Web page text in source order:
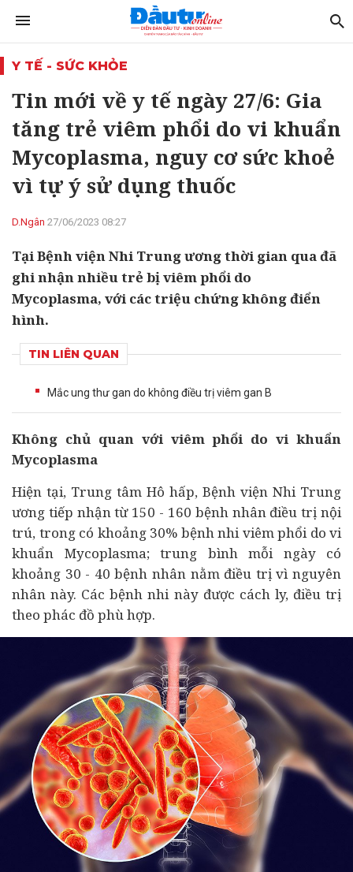
Y TẾ - SỨC KHỎE
Tin mới về y tế ngày 27/6: Gia
tăng trẻ viêm phổi do vi khuẩn
Mycoplasma, nguy cơ sức khoẻ
vì tự ý sử dụng thuốc
D.Ngân 27/06/2023 08:27
Tại Bệnh viện Nhi Trung ương thời gian qua đã
ghi nhận nhiều trẻ bị viêm phổi do
Mycoplasma, với các triệu chứng không điển
hình.
TIN LIÊN QUAN
Mắc ung thư gan do không điều trị viêm gan B
Không chủ quan với viêm phổi do vi khuẩn
Mycoplasma
Hiện tại, Trung tâm Hô hấp, Bệnh viện Nhi Trung
ương tiếp nhận từ 150 - 160 bệnh nhân điều trị nội
trú, trong có khoảng 30% bệnh nhi viêm phổi do vi
khuẩn Mycoplasma; trung bình mỗi ngày có
khoảng 30 - 40 bệnh nhân nằm điều trị vì nguyên
nhân này. Các bệnh nhi này được cách ly, điều trị
theo phác đồ phù hợp.